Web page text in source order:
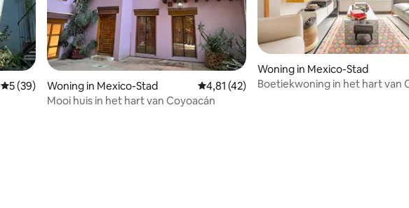
Gemiddelde beoordeling van 5 op 5, 39 recensies
5 (39)
Woning in Mexico-Stad Gemiddelde beoordeling van 4,81 op 5, 42
4,81 (42)
Mooi huis in het hart van Coyoacán
Woning in Mexico-Stad
Boetiekwoning in het hart van